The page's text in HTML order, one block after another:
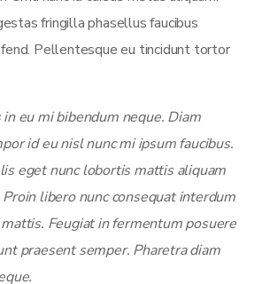
fringilla phasellus faucibus
Pellentesque eu tincidunt tortor
eu mi bibendum neque. Diam
id eu nisl nunc mi ipsum faucibus.
eget nunc lobortis mattis aliquam
libero nunc consequat interdum
Feugiat in fermentum posuere
praesent semper. Pharetra diam